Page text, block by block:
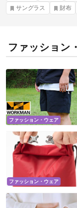
サングラス
財布
ファッション
ファッション・ウェア
ファッション・ウェア